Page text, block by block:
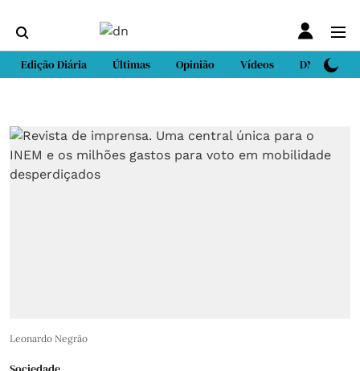
Edição Diária Últimas Opinião Vídeos DN Sport
Leonardo Negrão